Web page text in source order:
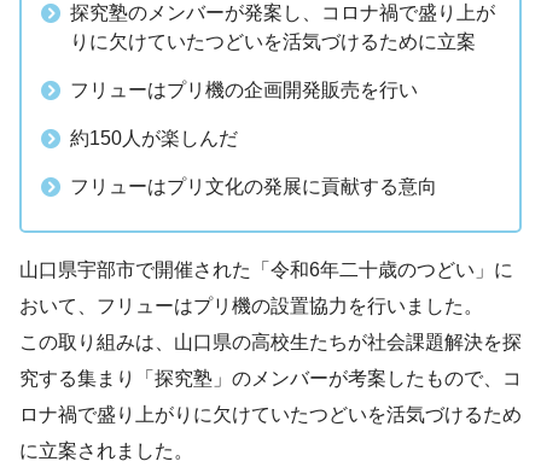
探究塾のメンバーが発案し、コロナ禍で盛り上が
りに欠けていたつどいを活気づけるために立案
フリューはプリ機の企画開発販売を行い
約150人が楽しんだ
フリューはプリ文化の発展に貢献する意向
山口県宇部市で開催された「令和6年二十歳のつどい」に
おいて、フリューはプリ機の設置協力を行いました。
この取り組みは、山口県の高校生たちが社会課題解決を探
究する集まり「探究塾」のメンバーが考案したもので、コ
ロナ禍で盛り上がりに欠けていたつどいを活気づけるため
に立案されました。